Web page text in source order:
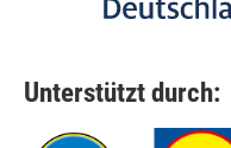
Unterstützt durch: